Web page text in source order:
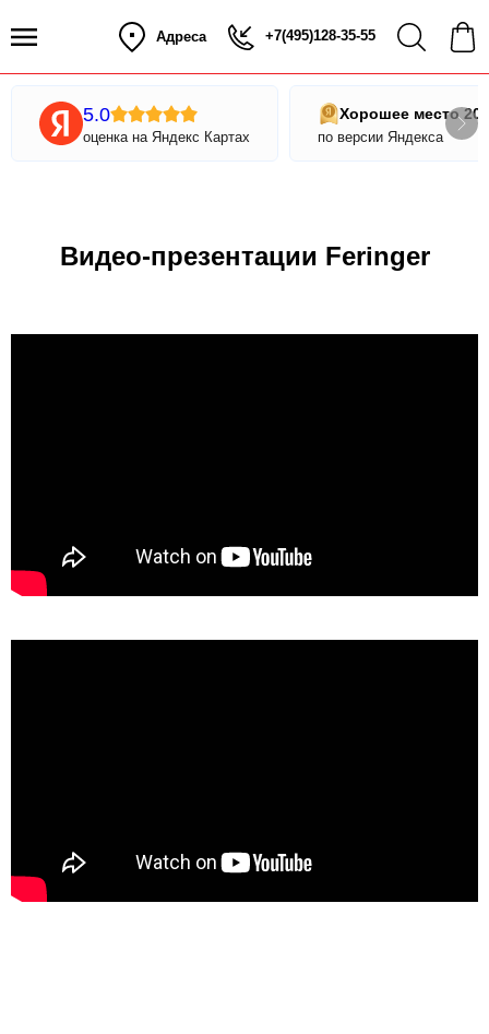
Адреса +7(495)128-35-55
5.0
оценка на Яндекс Картах
Хорошее место
по версии Яндекса
Видео-презентации Feringer